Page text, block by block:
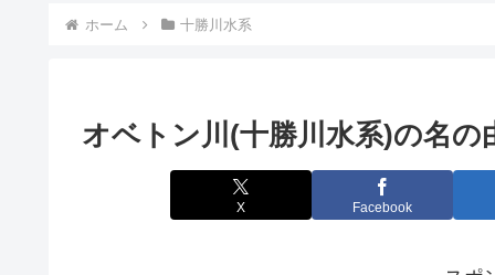
ホーム 十勝川水系
オベトン川(十勝川水系)の名の
X Facebook